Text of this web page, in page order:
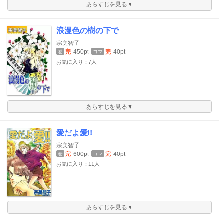
あらすじを見る▼
浪漫色の樹の下で
宗美智子
巻 完 450pt コマ 完 40pt
お気に入り：7人
あらすじを見る▼
愛だよ愛!!
宗美智子
巻 完 600pt コマ 完 40pt
お気に入り：11人
あらすじを見る▼